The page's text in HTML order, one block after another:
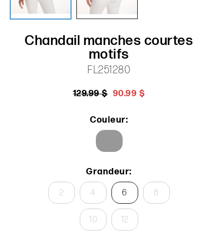
Chandail manches courtes
motifs
FL251280
129.99 $ 90.99 $
Couleur:
Grandeur:
2 4 6 8
10 12